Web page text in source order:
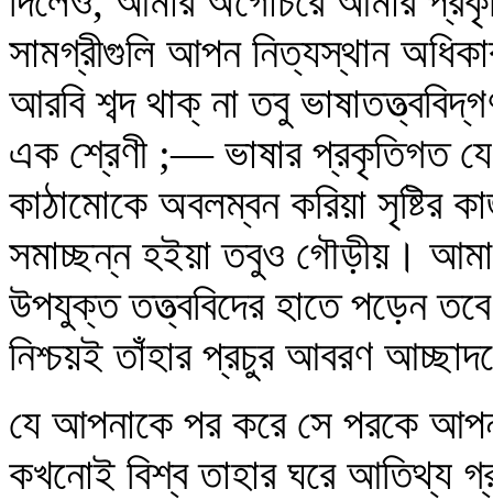
সামগ্রীগুলি আপন নিত্যস্থান
আরবি শব্দ থাক্‌ না তবু
এক শ্রেণী ;— ভাষার প্রকৃতিগত যে
কাঠামোকে অবলম্বন করিয়া সৃষ্টির
সমাচ্ছন্ন হইয়া তবুও গৌড়ীয়।
উপযুক্ত তত্ত্ববিদের হাতে পড়েন তবে
নিশ্চয়ই তাঁহার প্রচুর আবরণ
যে আপনাকে পর করে সে পরকে
কখনোই বিশ্ব তাহার ঘরে আতিথ্য